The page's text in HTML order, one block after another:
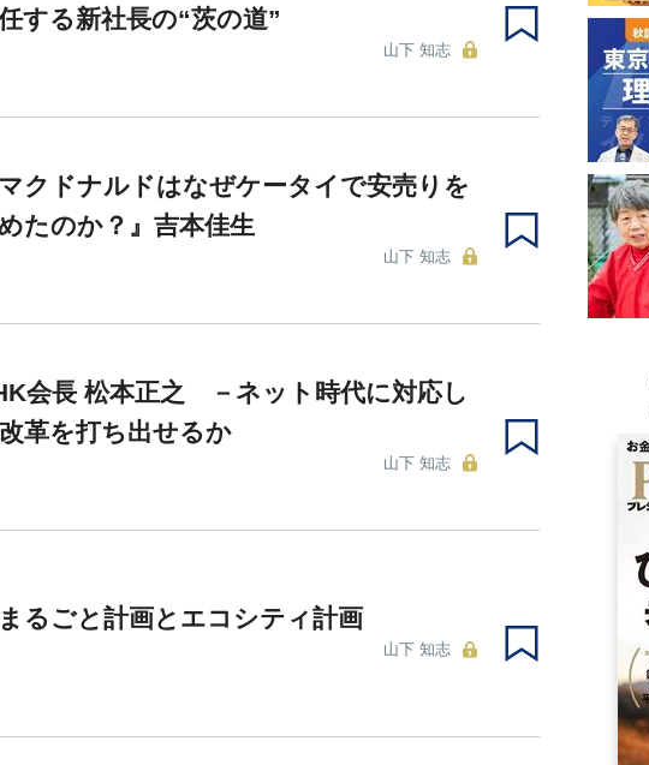
する新社長の“茨の道”
山下 知志
マクドナルドはなぜケータイで安売りを
たのか？』吉本佳生
山下 知志
会長 松本正之 －ネット時代に対応し
革を打ち出せるか
山下 知志
るごと計画とエコシティ計画
山下 知志